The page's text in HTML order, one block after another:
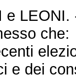
e
che:
e dei